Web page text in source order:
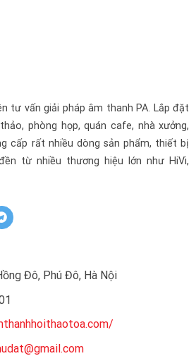
tư vấn giải pháp âm thanh PA. Lắp đặt
phòng họp, quán cafe, nhà xưởng,
cấp rất nhiều dòng sản phẩm, thiết bị
từ nhiều thương hiệu lớn như HiVi,
Đô, Phú Đô, Hà Nội